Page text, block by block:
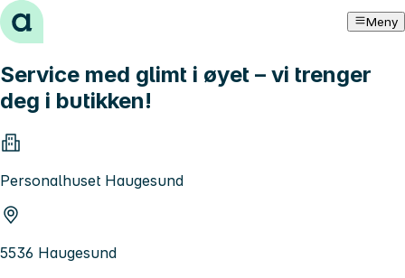
Hopp til innhold Meny
Service med glimt i øyet – vi trenger
deg i butikken!
Personalhuset Haugesund
5536 Haugesund